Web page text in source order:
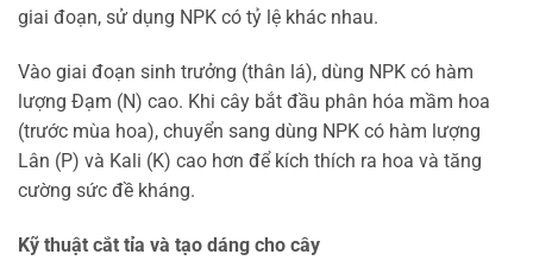
giai đoạn, sử dụng NPK có tỷ lệ khác nhau.
Vào giai đoạn sinh trưởng (thân lá), dùng NPK có hàm
lượng Đạm (N) cao. Khi cây bắt đầu phân hóa mầm hoa
(trước mùa hoa), chuyển sang dùng NPK có hàm lượng
Lân (P) và Kali (K) cao hơn để kích thích ra hoa và tăng
cường sức đề kháng.
Kỹ thuật cắt tỉa và tạo dáng cho cây